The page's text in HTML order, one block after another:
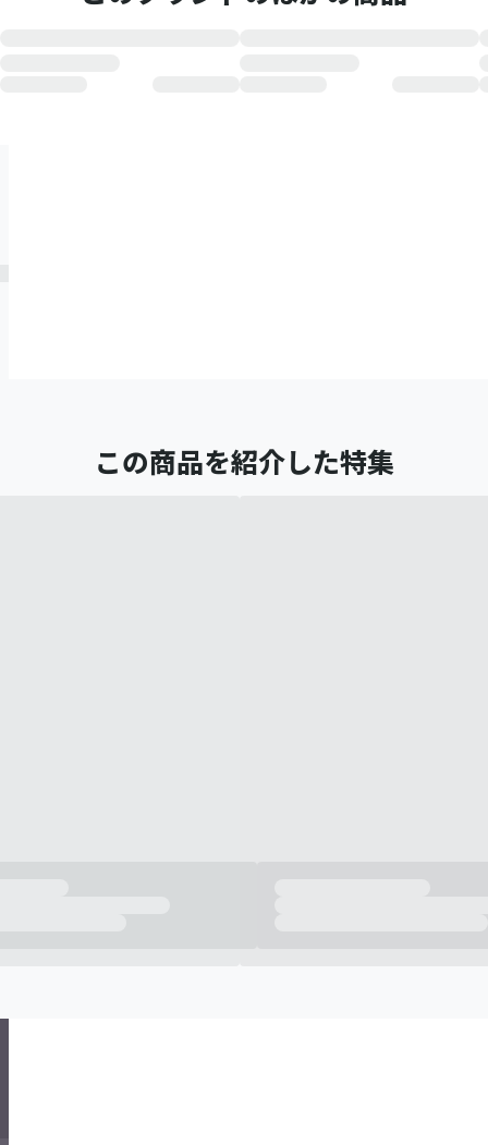
この商品を紹介した特集